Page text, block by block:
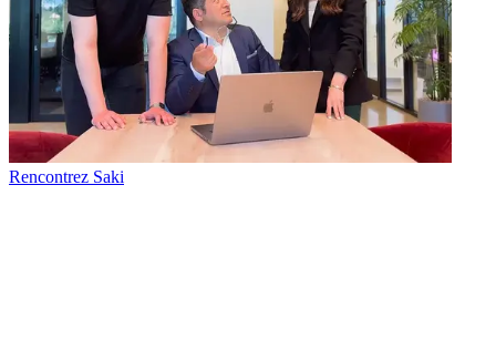
Rencontrez Saki